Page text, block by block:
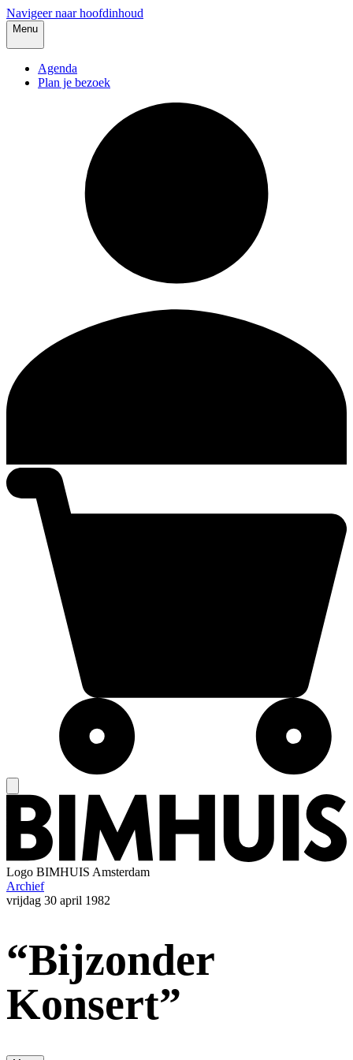
Navigeer naar hoofdinhoud
Menu
Agenda
Plan je bezoek
Logo BIMHUIS Amsterdam
Archief
vrijdag 30 april 1982
“Bijzonder
Konsert”